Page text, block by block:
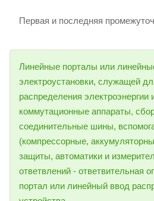
Первая и последняя
Линейные порталы или
электроустановки, служащей
распределения
коммутационные аппараты,
соединительные шины,
(компрессорные,
защиты, автоматики и
ответвлений - ответвительная
портал или линейный ввод